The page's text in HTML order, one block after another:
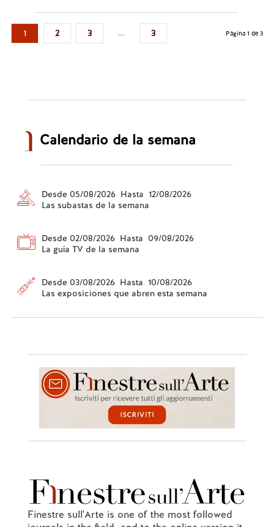
1 2 3 ... 3 Página 1 de 3
Calendario de la semana
Desde 05/08/2026 Hasta 12/08/2026
Las subastas de la semana
Desde 02/08/2026 Hasta 09/08/2026
La guía TV de la semana
Desde 03/08/2026 Hasta 10/08/2026
Las exposiciones que abren esta semana
Finestre sull'Arte is one of the most followed